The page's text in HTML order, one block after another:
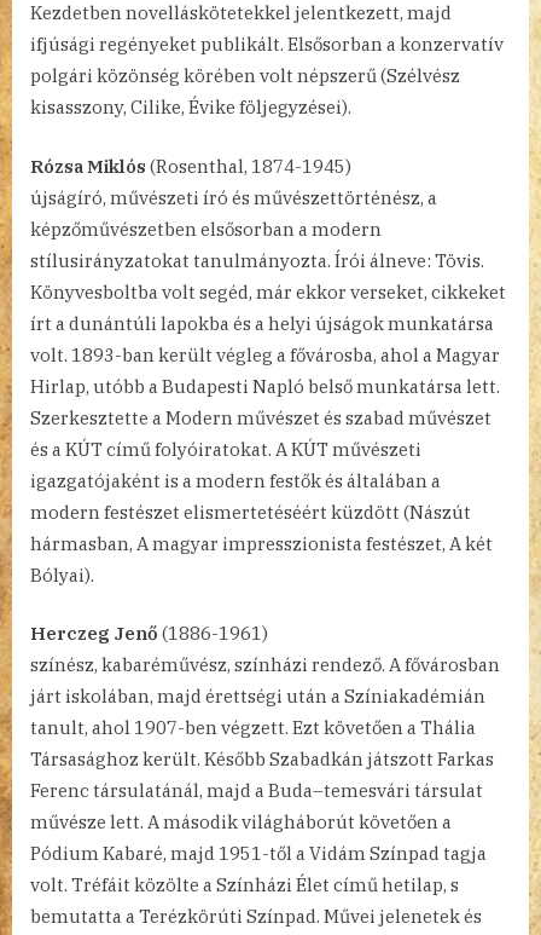
Kezdetben novelláskötetekkel jelentkezett, majd
ifjúsági regényeket publikált. Elsősorban a konzervatív
polgári közönség körében volt népszerű (Szélvész
kisasszony, Cilike, Évike följegyzései).
Rózsa Miklós (Rosenthal, 1874-1945)
újságíró, művészeti író és művészettörténész, a
képzőművészetben elsősorban a modern
stílusirányzatokat tanulmányozta. Írói álneve: Tövis.
Könyvesboltba volt segéd, már ekkor verseket, cikkeket
írt a dunántúli lapokba és a helyi újságok munkatársa
volt. 1893-ban került végleg a fővárosba, ahol a Magyar
Hirlap, utóbb a Budapesti Napló belső munkatársa lett.
Szerkesztette a Modern művészet és szabad művészet
és a KÚT című folyóiratokat. A KÚT művészeti
igazgatójaként is a modern festők és általában a
modern festészet elismertetéséért küzdött (Nászút
hármasban, A magyar impresszionista festészet, A két
Bólyai).
Herczeg Jenő (1886-1961)
színész, kabaréművész, színházi rendező. A fővárosban
járt iskolában, majd érettségi után a Színiakadémián
tanult, ahol 1907-ben végzett. Ezt követően a Thália
Társasághoz került. Később Szabadkán játszott Farkas
Ferenc társulatánál, majd a Buda–temesvári társulat
művésze lett. A második világháborút követően a
Pódium Kabaré, majd 1951-től a Vidám Színpad tagja
volt. Tréfáit közölte a Színházi Élet című hetilap, s
bemutatta a Terézkörúti Színpad. Művei jelenetek és